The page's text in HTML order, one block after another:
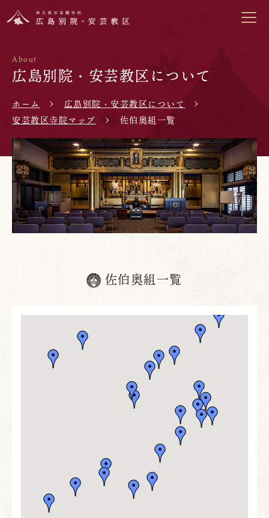
About
広島別院・安芸教区について
ホーム
広島別院・安芸教区について
安芸教区寺院マップ
佐伯奥組一覧
佐伯奥組一覧